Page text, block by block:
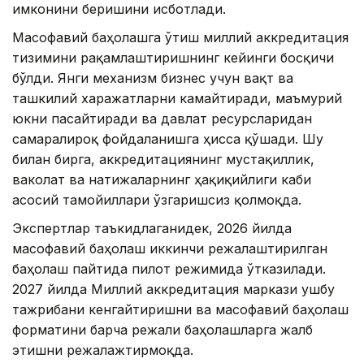
имконини беришини исботлади.
Масофавий баҳолашга ўтиш миллий аккредитация
тизимини рақамлаштиришнинг кейинги босқичи
бўлди. Янги механизм бизнес учун вақт ва
ташкилий харажатларни камайтиради, маъмурий
юкни пасайтиради ва давлат ресурсларидан
самаралироқ фойдаланишга ҳисса қўшади. Шу
билан бирга, аккредитациянинг мустақиллик,
ваколат ва натижаларнинг ҳақиқийлиги каби
асосий тамойиллари ўзгаришсиз қолмоқда.
Экспертлар таъкидлаганидек, 2026 йилда
масофавий баҳолаш иккинчи режалаштирилган
баҳолаш пайтида пилот режимида ўтказилади.
2027 йилда Миллий аккредитация маркази ушбу
тажрибани кенгайтиришни ва масофавий баҳолаш
форматини барча режали баҳолашларга жалб
этишни режалажтирмоқда.